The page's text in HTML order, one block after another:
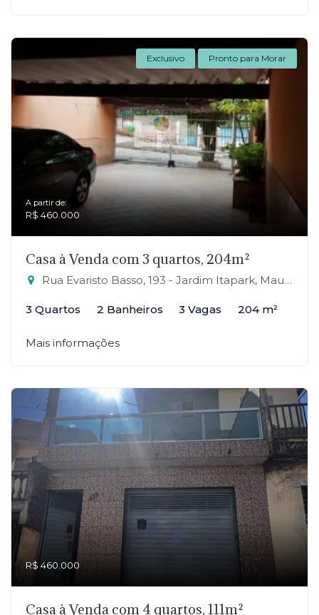
Exclusivo Pronto para Morar
A partir de:
R$ 460.000
Casa à Venda com 3 quartos, 204m²
Rua Evaristo Basso, 193 - Jardim Itapark, Mauá-SP
3 Quartos 2 Banheiros 3 Vagas 204 m²
Mais informações
R$ 460.000
Casa à Venda com 4 quartos, 111m²